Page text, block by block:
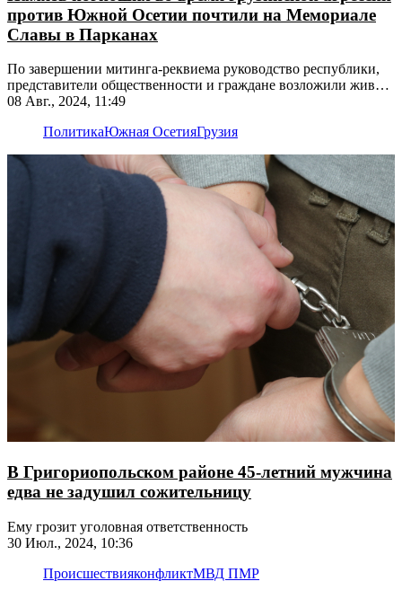
против Южной Осетии почтили на Мемориале
Славы в Парканах
По завершении митинга-реквиема руководство республики,
представители общественности и граждане возложили живые
цветы
08 Авг., 2024, 11:49
ПолитикаЮжная ОсетияГрузия
В Григориопольском районе 45-летний мужчина
едва не задушил сожительницу
Ему грозит уголовная ответственность
30 Июл., 2024, 10:36
ПроисшествияконфликтМВД ПМР